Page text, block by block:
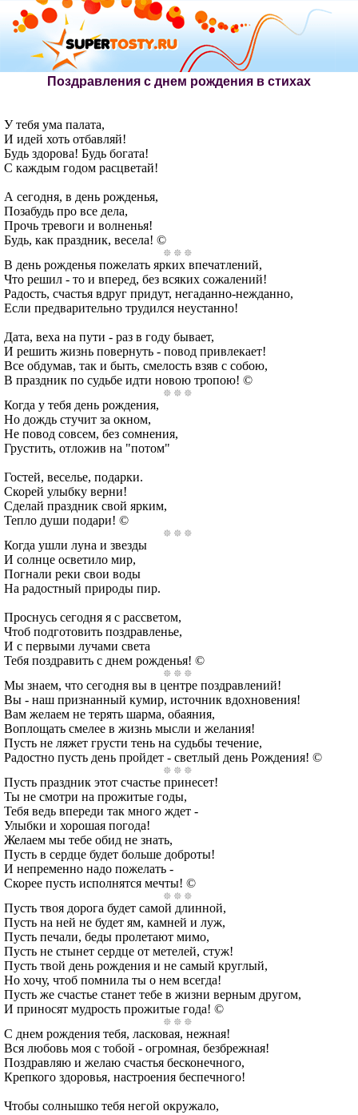
Поздравления с днем рождения в стихах
У тебя ума палата,
И идей хоть отбавляй!
Будь здорова! Будь богата!
С каждым годом расцветай!
А сегодня, в день рожденья,
Позабудь про все дела,
Прочь тревоги и волненья!
Будь, как праздник, весела! ©
В день рожденья пожелать ярких впечатлений,
Что решил - то и вперед, без всяких сожалений!
Радость, счастья вдруг придут, негаданно-нежданно,
Если предварительно трудился неустанно!
Дата, веха на пути - раз в году бывает,
И решить жизнь повернуть - повод привлекает!
Все обдумав, так и быть, смелость взяв с собою,
В праздник по судьбе идти новою тропою! ©
Когда у тебя день рождения,
Но дождь стучит за окном,
Не повод совсем, без сомнения,
Грустить, отложив на "потом"
Гостей, веселье, подарки.
Скорей улыбку верни!
Сделай праздник свой ярким,
Тепло души подари! ©
Когда ушли луна и звезды
И солнце осветило мир,
Погнали реки свои воды
На радостный природы пир.
Проснусь сегодня я с рассветом,
Чтоб подготовить поздравленье,
И с первыми лучами света
Тебя поздравить с днем рожденья! ©
Мы знаем, что сегодня вы в центре поздравлений!
Вы - наш признанный кумир, источник вдохновения!
Вам желаем не терять шарма, обаяния,
Воплощать смелее в жизнь мысли и желания!
Пусть не ляжет грусти тень на судьбы течение,
Радостно пусть день пройдет - светлый день Рождения! ©
Пусть праздник этот счастье принесет!
Ты не смотри на прожитые годы,
Тебя ведь впереди так много ждет -
Улыбки и хорошая погода!
Желаем мы тебе обид не знать,
Пусть в сердце будет больше доброты!
И непременно надо пожелать -
Скорее пусть исполнятся мечты! ©
Пусть твоя дорога будет самой длинной,
Пусть на ней не будет ям, камней и луж,
Пусть печали, беды пролетают мимо,
Пусть не стынет сердце от метелей, стуж!
Пусть твой день рождения и не самый круглый,
Но хочу, чтоб помнила ты о нем всегда!
Пусть же счастье станет тебе в жизни верным другом,
И приносят мудрость прожитые года! ©
С днем рождения тебя, ласковая, нежная!
Вся любовь моя с тобой - огромная, безбрежная!
Поздравляю и желаю счастья бесконечного,
Крепкого здоровья, настроения беспечного!
Чтобы солнышко тебя негой окружало,